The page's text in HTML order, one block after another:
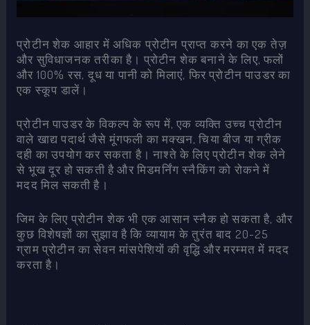
प्रोटीन शेक आहार में अधिक प्रोटीन प्राप्त करने का एक तेज़
और सुविधाजनक तरीका है। प्रोटीन शेक बनाने के लिए, फलों
और 100% रस, दूध या पानी को मिलाएं, फिर प्रोटीन पाउडर का
एक स्कूप डालें।
प्रोटीन पाउडर के विकल्प के रूप में, एक व्यक्ति उच्च प्रोटीन
वाले खाद्य पदार्थ जैसे मूंगफली का मक्खन, चिया बीज या ग्रीक
दही का उपयोग कर सकता है। नाश्ते के लिए प्रोटीन शेक लेने
से भूख दूर हो सकती है और मिडमर्निंग स्नैकिंग को रोकने में
मदद मिल सकती है।
जिम के लिए प्रोटीन शेक भी एक आसान स्नैक हो सकता है, और
कुछ विशेषज्ञों का सुझाव है कि व्यायाम के तुरंत बाद 20-25
ग्राम प्रोटीन का सेवन मांसपेशियों की वृद्धि और मरम्मत में मदद
करता है।